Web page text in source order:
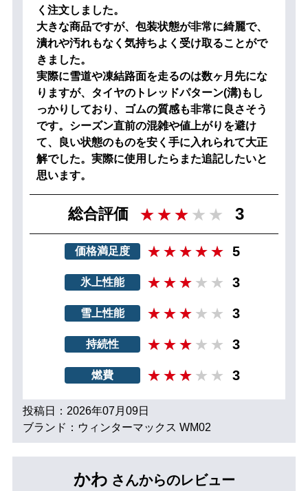
く注文しました。
大きな商品ですが、包装状態が非常に綺麗で、
潰れや汚れもなく気持ちよく受け取ることがで
きました。
実際に雪道や凍結路面を走るのは数ヶ月先にな
りますが、タイヤのトレッドパターン(溝)もし
っかりしており、ゴムの質感も非常に良さそう
です。シーズン直前の混雑や値上がりを避け
て、良い状態のものを安く手に入れられて大正
解でした。実際に使用したらまた追記したいと
思います。
総合評価 3
価格満足度 5
氷上性能 3
雪上性能 3
持続性 3
燃費 3
投稿日：2026年07月09日
ブランド：ウィンターマックス WM02
かわ さんからのレビュー